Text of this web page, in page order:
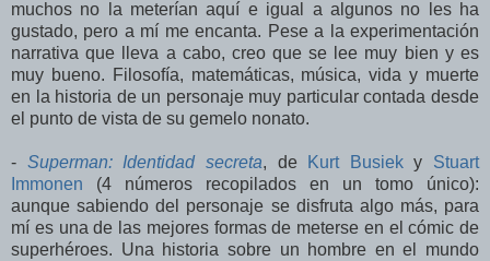
muchos no la meterían aquí e igual a algunos no les ha
gustado, pero a mí me encanta. Pese a la experimentación
narrativa que lleva a cabo, creo que se lee muy bien y es
muy bueno. Filosofía, matemáticas, música, vida y muerte
en la historia de un personaje muy particular contada desde
el punto de vista de su gemelo nonato.
- Superman: Identidad secreta, de Kurt Busieky Stuart
Immonen (4 números recopilados en un tomo único):
aunque sabiendo del personaje se disfruta algo más, para
mí es una de las mejores formas de meterse en el cómic de
superhéroes. Una historia sobre un hombre en el mundo